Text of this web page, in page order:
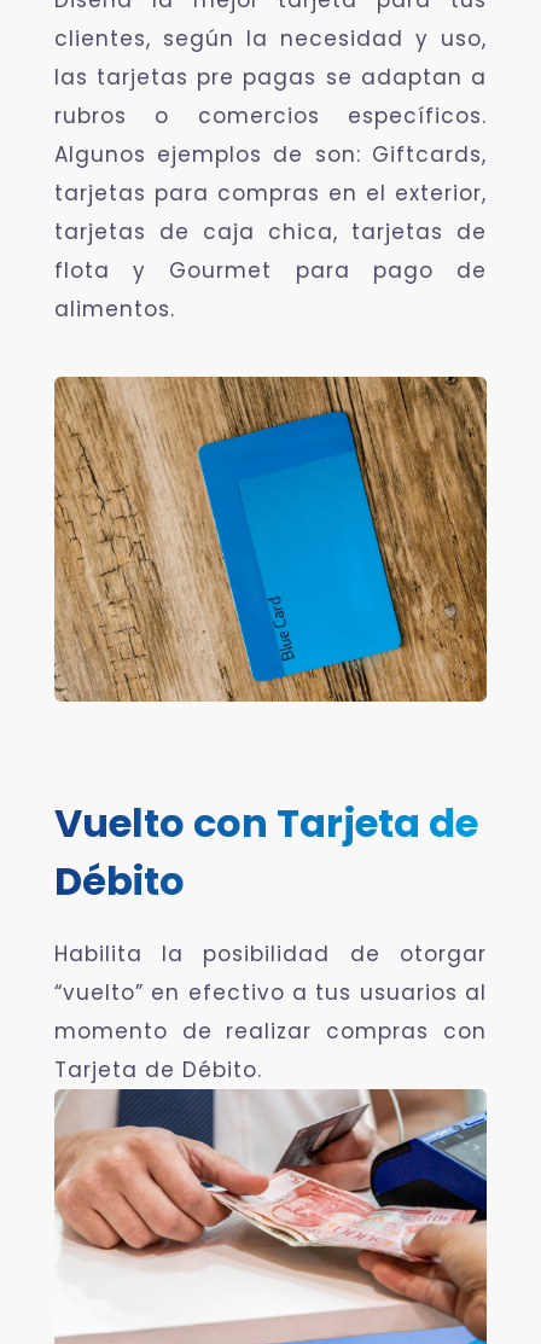
clientes, según la necesidad y uso,
las tarjetas pre pagas se adaptan a
rubros o comercios específicos.
Algunos ejemplos de son: Giftcards,
tarjetas para compras en el exterior,
tarjetas de caja chica, tarjetas de
flota y Gourmet para pago de
alimentos.
Vuelto con Tarjeta de
Débito
Habilita la posibilidad de otorgar
“vuelto” en efectivo a tus usuarios al
momento de realizar compras con
Tarjeta de Débito.